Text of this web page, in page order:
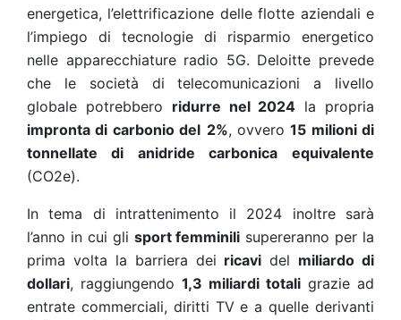
energetica, l’elettrificazione delle flotte aziendali e
l’impiego di tecnologie di risparmio energetico
nelle apparecchiature radio 5G. Deloitte prevede
che le società di telecomunicazioni a livello
globale potrebbero ridurre nel 2024 la propria
impronta di carbonio del 2%, ovvero15 milioni di
tonnellate di anidride carbonica
equivalente
(CO2e).
In tema di intrattenimento il 2024 inoltre sarà
l’anno in cui gli sport femminili supereranno per la
prima volta la barriera dei ricavi del miliardo di
dollari, raggiungendo 1,3 miliardi totali grazie ad
entrate commerciali, diritti TV e a quelle derivanti